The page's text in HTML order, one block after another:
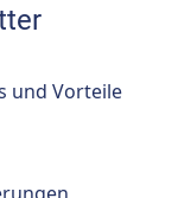
und Vorteile